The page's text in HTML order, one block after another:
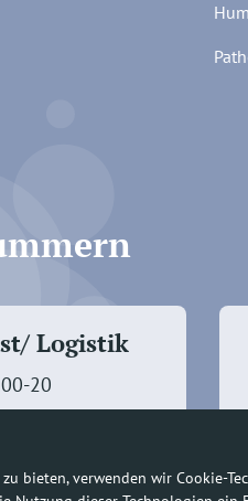
bieten, verwenden wir Cookie-
Logistik
20